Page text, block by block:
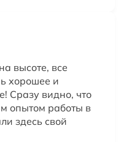
высоте, все
хорошее и
Сразу видно, что
опытом работы в
здесь свой